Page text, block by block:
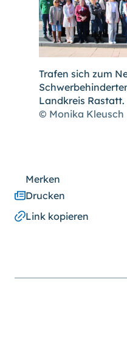
Trafen sich zum
Landkreis Rastatt.
© Monika Kleusch
Merken
Drucken
Link kopieren